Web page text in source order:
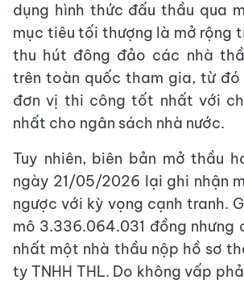
dụng hình thức đấu thầu qua
mục tiêu tối thượng là mở rộng
thu hút đông đảo các nhà
trên toàn quốc tham gia, từ đó
đơn vị thi công tốt nhất với
nhất cho ngân sách nhà nước.
Tuy nhiên, biên bản mở thầu
ngày 21/05/2026 lại ghi nhận
ngược với kỳ vọng cạnh tranh.
mô 3.336.064.031 đồng nhưng
nhất một nhà thầu nộp hồ sơ
ty TNHH THL. Do không vấp